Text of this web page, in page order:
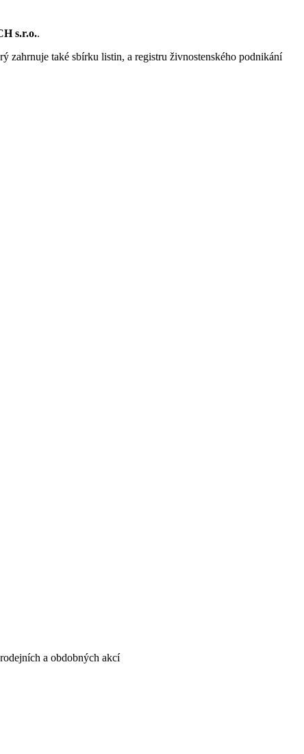
s.r.o..
zahrnuje také sbírku listin, a registru živnostenského podnikání
a obdobných akcí